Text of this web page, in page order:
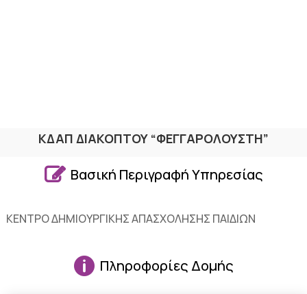
ΚΔΑΠ ΔΙΑΚΟΠΤΟΥ “ΦΕΓΓΑΡΟΛΟΥΣΤΗ”
 Βασική Περιγραφή Υπηρεσίας
ΚΕΝΤΡΟ ΔΗΜΙΟΥΡΓΙΚΗΣ ΑΠΑΣΧΟΛΗΣΗΣ ΠΑΙΔΙΩΝ
 Πληροφορίες Δομής